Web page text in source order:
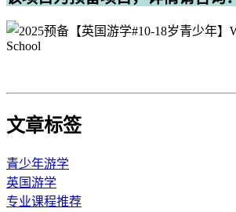
文章标签
青少年游学
英国游学
专业课程推荐